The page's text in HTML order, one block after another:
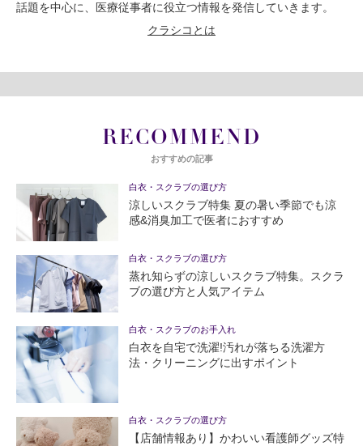
話題を中心に、医療従事者に役立つ情報を発信していきます。
クラシコとは
RECOMMEND
おすすめの記事
白衣・スクラブの選び方
涼しいスクラブ特集 夏の暑い季節でも涼
感&消臭加工で医者におすすめ
白衣・スクラブの選び方
蒸れ知らずの涼しいスクラブ特集。スクラ
ブの選び方と人気アイテム
白衣・スクラブのお手入れ
白衣を自宅で洗濯!汚れが落ちる洗濯方
法・クリーニングに出すポイント
白衣・スクラブの選び方
【店舗情報あり】かわいい看護師グッズ特